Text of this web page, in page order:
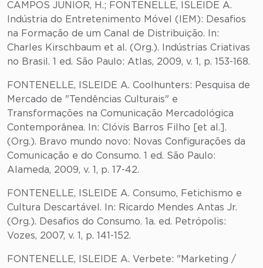
CAMPOS JUNIOR, H.; FONTENELLE, ISLEIDE A.
Indústria do Entretenimento Móvel (IEM): Desafios
na Formação de um Canal de Distribuição. In:
Charles Kirschbaum et al. (Org.). Indústrias Criativas
no Brasil. 1 ed. São Paulo: Atlas, 2009, v. 1, p. 153-168.
FONTENELLE, ISLEIDE A. Coolhunters: Pesquisa de
Mercado de "Tendências Culturais" e
Transformações na Comunicação Mercadológica
Contemporânea. In: Clóvis Barros Filho [et al.].
(Org.). Bravo mundo novo: Novas Configurações da
Comunicação e do Consumo. 1 ed. São Paulo:
Alameda, 2009, v. 1, p. 17-42.
FONTENELLE, ISLEIDE A. Consumo, Fetichismo e
Cultura Descartável. In: Ricardo Mendes Antas Jr.
(Org.). Desafios do Consumo. 1a. ed. Petrópolis:
Vozes, 2007, v. 1, p. 141-152.
FONTENELLE, ISLEIDE A. Verbete: "Marketing /